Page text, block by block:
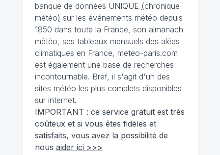
banque de données UNIQUE (chronique
météo) sur les événements météo depuis
1850 dans toute la France, son almanach
météo, ses tableaux mensuels des aléas
climatiques en France, meteo-paris.com
est également une base de recherches
incontournable. Bref, il s'agit d'un des
sites météo les plus complets disponibles
sur internet.
IMPORTANT : ce service gratuit est très
coûteux et si vous êtes fidèles et
satisfaits, vous avez la possibilité de
nous aider ici >>>